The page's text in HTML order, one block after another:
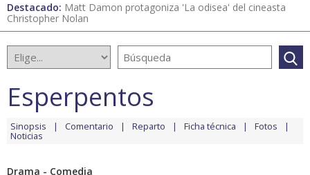
Destacado: Matt Damon protagoniza 'La odisea' del cineasta
Christopher Nolan
Esperpentos
Sinopsis Comentario Reparto Ficha técnica Fotos
Noticias
Drama - Comedia